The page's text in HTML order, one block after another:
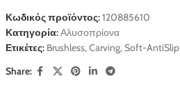
Κωδικός προϊόντος:120885610
Κατηγορία:Αλυσοπρίονα
Ετικέτες: Brushless,Carving,Soft-AntiSlip
Share: